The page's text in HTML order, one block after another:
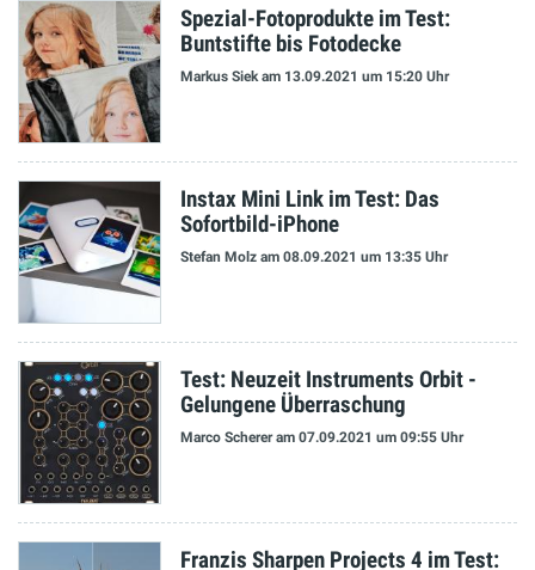
Spezial-Fotoprodukte im Test:
Buntstifte bis Fotodecke
Markus Siek am 13.09.2021 um 15:20 Uhr
Instax Mini Link im Test: Das
Sofortbild-iPhone
Stefan Molz am 08.09.2021 um 13:35 Uhr
Test: Neuzeit Instruments Orbit -
Gelungene Überraschung
Marco Schereram 07.09.2021 um 09:55 Uhr
Franzis Sharpen Projects 4 im Test: